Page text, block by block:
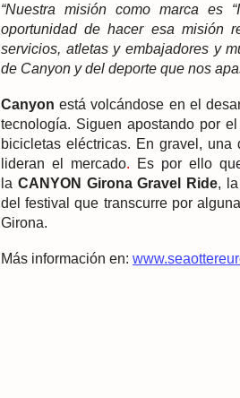
“Nuestra misión como marca es
oportunidad de hacer esa misión
servicios, atletas y embajadores y
de Canyon y del deporte que nos
Canyon está volcándose en el
tecnología. Siguen apostando por
bicicletas eléctricas. En gravel,
lideran el mercado. Es por ello
la CANYON Girona Gravel Ride,
del festival que transcurre por
Girona.
Más información en: